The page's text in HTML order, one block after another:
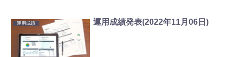
運用成績 運用成績発表(2022年11月06日)